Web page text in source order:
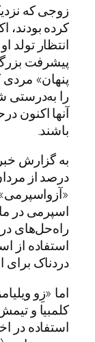
زوجی که
کرده
انتظار تولد
پیشرفت
پنهان» مردی
را به‌درستی
آنها اکنون
باشند.
درصد از
اسپرمی در
راه‌حل‌های
استفاده از
دردناک برای
اما «زِو
کلمبیا و